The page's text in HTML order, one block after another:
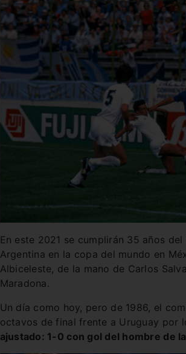
En este 2021 se cumplirán 35 años
Argentina en la copa del mundo en
Albiceleste, de la mano de Carlos
Maradona.
Un día como hoy, pero de 1986, el
octavos de final frente a Uruguay por
ajustado: 1-0 con gol del hombre de